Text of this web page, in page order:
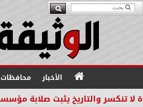
الأخبار محافظات
والتاريخ يثبت صلابة مؤسساتها